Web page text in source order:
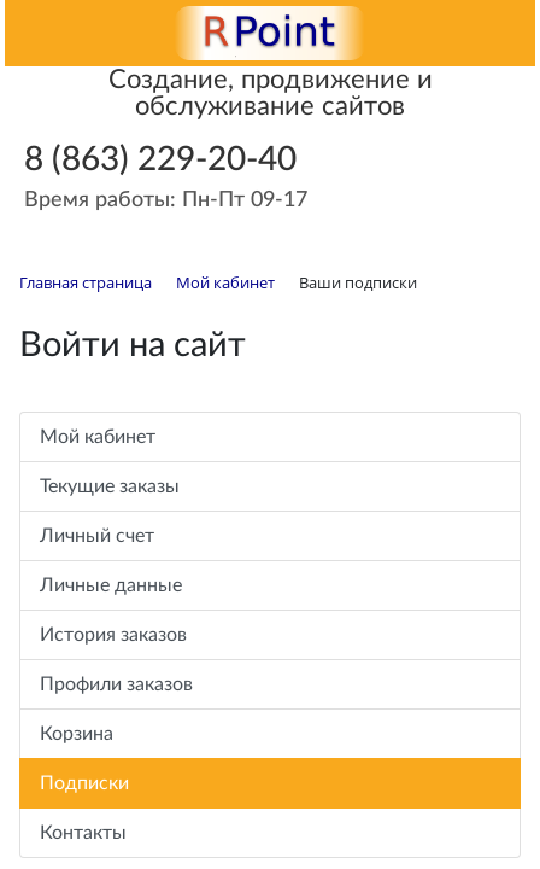
Создание, продвижение и
обслуживание сайтов
8 (863) 229-20-40
Время работы: Пн-Пт 09-17
Главная страница Мой кабинет Ваши подписки
Войти на сайт
Мой кабинет
Текущие заказы
Личный счет
Личные данные
История заказов
Профили заказов
Корзина
Подписки
Контакты